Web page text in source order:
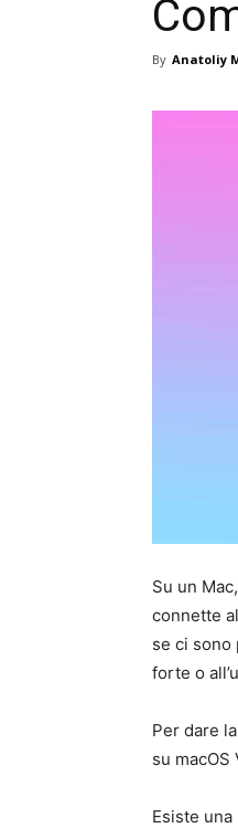
By Anatoliy
Su un
connette
se ci sono
forte o
Per dare
su
Esiste